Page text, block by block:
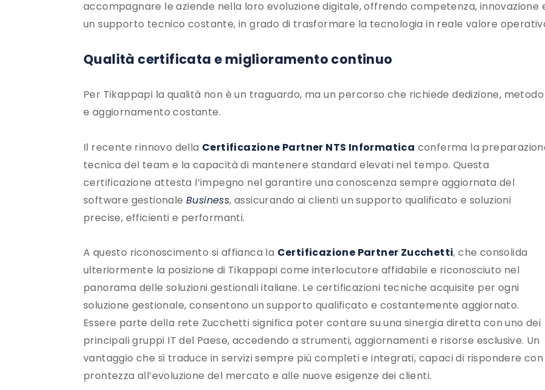
accompagnare le aziende nella loro evoluzione digitale, offrendo competenza, innovazione
un supporto tecnico costante, in grado di trasformare la tecnologia in reale valore
Qualità certificata e miglioramento continuo
Per Tikappapi la qualità non è un traguardo, ma un percorso che richiede dedizione, metodo
e aggiornamento costante.
Il recente rinnovo della Certificazione Partner NTS Informatica conferma la
tecnica del team e la capacità di mantenere standard elevati nel tempo. Questa
certificazione attesta l’impegno nel garantire una conoscenza sempre aggiornata del
software gestionale Business, assicurando ai clienti un supporto qualificato e soluzioni
precise, efficienti e performanti.
A questo riconoscimento si affianca la Certificazione Partner Zucchetti, che consolida
ulteriormente la posizione di Tikappapi come interlocutore affidabile e riconosciuto nel
panorama delle soluzioni gestionali italiane. Le certificazioni tecniche acquisite per ogni
soluzione gestionale, consentono un supporto qualificato e costantemente aggiornato.
Essere parte della rete Zucchetti significa poter contare su una sinergia diretta con uno dei
principali gruppi IT del Paese, accedendo a strumenti, aggiornamenti e risorse esclusive. Un
vantaggio che si traduce in servizi sempre più completi e integrati, capaci di rispondere con
prontezza all’evoluzione del mercato e alle nuove esigenze dei clienti.